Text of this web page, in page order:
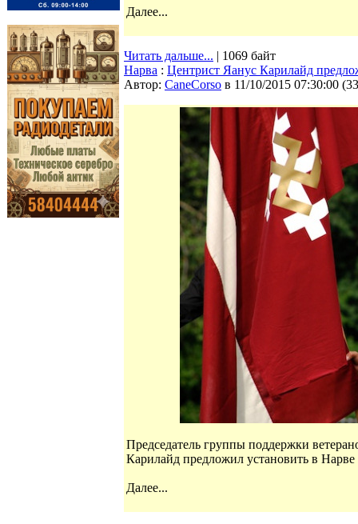
Далее...
Читать дальше... | 1069 байт
Нарва : Центрист Яанус Карилайд
Автор: CaneCorso в 11/10/2015 07:30:00 (
Председатель группы поддержки
Карилайд предложил установить в
Далее...